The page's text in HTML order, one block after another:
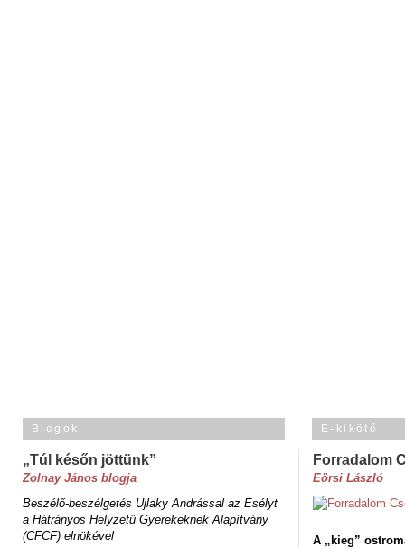
Blogok
„Túl későn jöttünk”
Zolnay János blogja
Beszélő-beszélgetés Ujlaky Andrással az Esélyt
a Hátrányos Helyzetű Gyerekeknek Alapítvány
(CFCF) elnökével
E-kikötő
Forradalom
Eörsi László
A „kieg”